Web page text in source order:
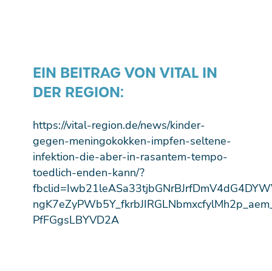
EIN BEITRAG VON VITAL IN
DER REGION:
https://vital-region.de/news/kinder-
gegen-meningokokken-impfen-seltene-
infektion-die-aber-in-rasantem-tempo-
toedlich-enden-kann/?
PfFGgsLBYVD2A